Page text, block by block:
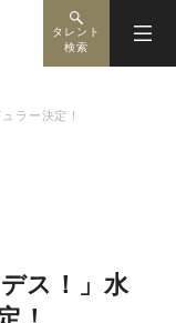
タレント
検索
ラー決定！
ス！」水